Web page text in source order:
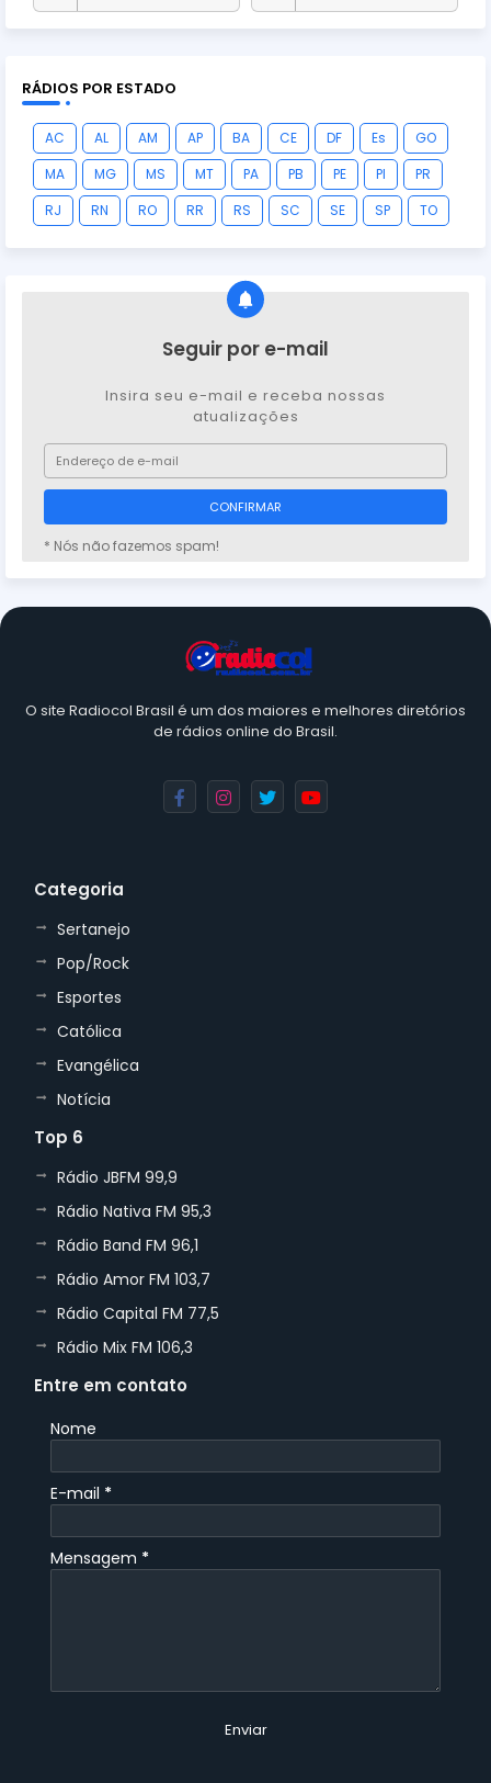
RÁDIOS POR ESTADO
AC AL AM AP BA CE DF Es
GO
MA
MG MS MT PA PB PE PI
PR
RJ
RN RO RR RS SC SE SP TO
Seguir por e-mail
Insira seu e-mail e receba nossas
atualizações
* Nós não fazemos spam!
O site Radiocol Brasil é um dos maiores e melhores diretórios
de rádios online do Brasil.
Categoria
Sertanejo
Pop/Rock
Esportes
Católica
Evangélica
Notícia
Top 6
Rádio JBFM 99,9
Rádio Nativa FM 95,3
Rádio Band FM 96,1
Rádio Amor FM 103,7
Rádio Capital FM 77,5
Rádio Mix FM 106,3
Entre em contato
Nome
E-mail *
Mensagem *